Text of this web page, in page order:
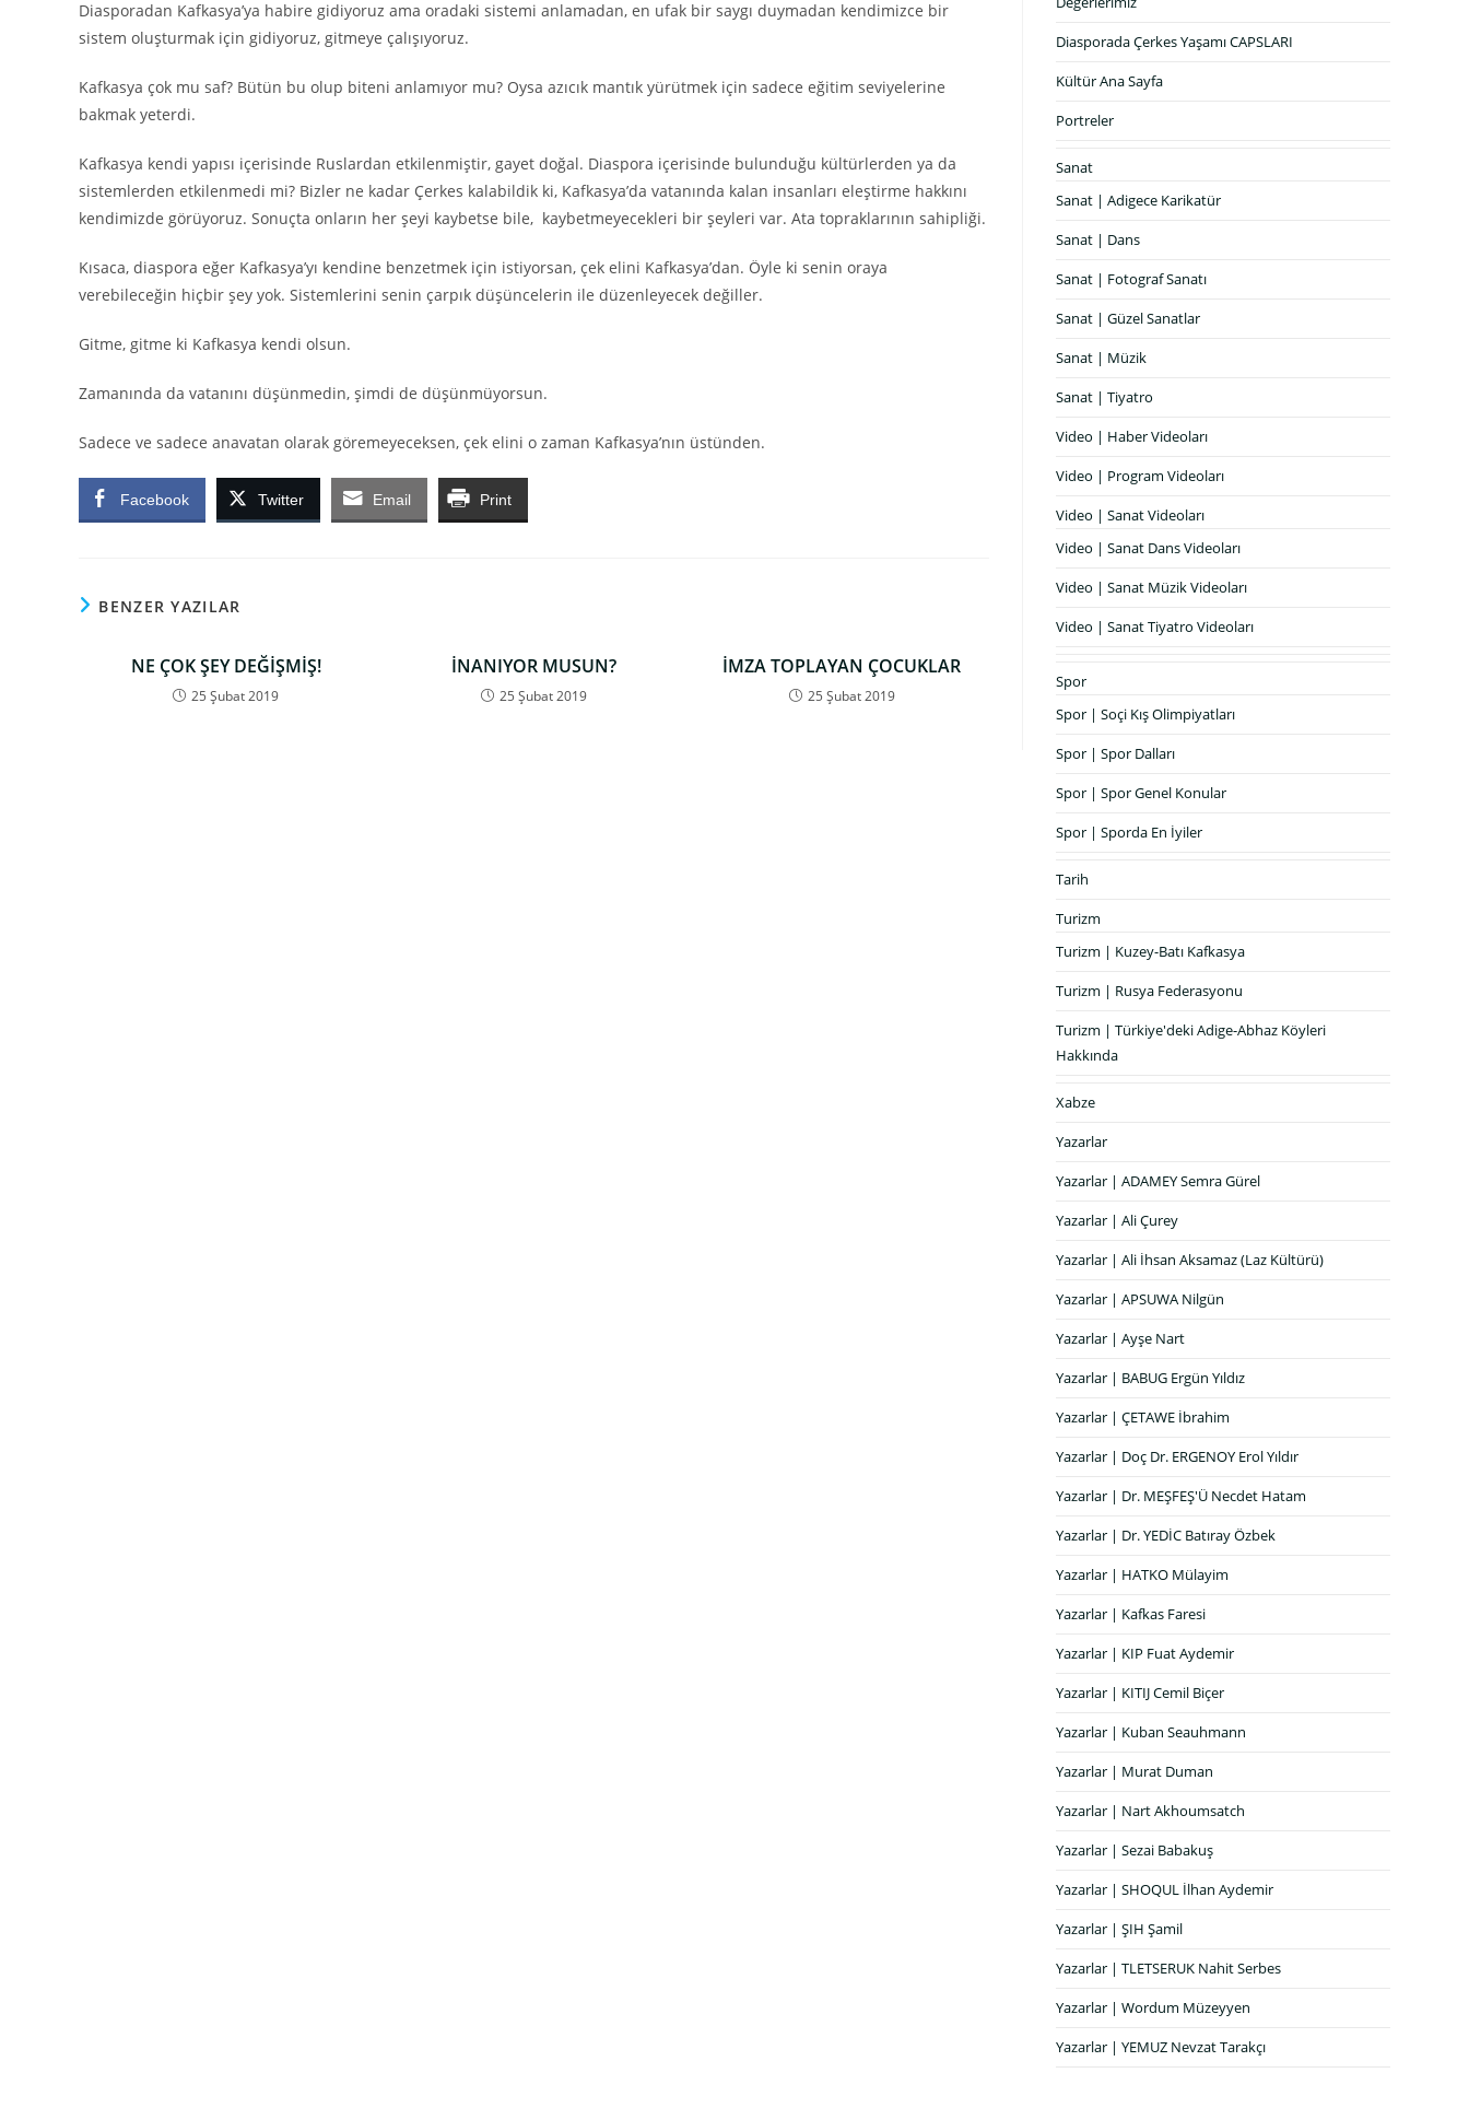
Diasporadan Kafkasya’ya habire gidiyoruz ama oradaki sistemi anlamadan, en ufak bir saygı duymadan kendimizce bir
sistem oluşturmak için gidiyoruz, gitmeye çalışıyoruz.
Kafkasya çok mu saf? Bütün bu olup biteni anlamıyor mu? Oysa azıcık mantık yürütmek için sadece eğitim seviyelerine
bakmak yeterdi.
Kafkasya kendi yapısı içerisinde Ruslardan etkilenmiştir, gayet doğal. Diaspora içerisinde bulunduğu kültürlerden ya da
sistemlerden etkilenmedi mi? Bizler ne kadar Çerkes kalabildik ki, Kafkasya’da vatanında kalan insanları eleştirme hakkını
kendimizde görüyoruz. Sonuçta onların her şeyi kaybetse bile, kaybetmeyecekleri bir şeyleri var. Ata topraklarının sahipliği.
Kısaca, diaspora eğer Kafkasya’yı kendine benzetmek için istiyorsan, çek elini Kafkasya’dan. Öyle ki senin oraya
verebileceğin hiçbir şey yok. Sistemlerini senin çarpık düşüncelerin ile düzenleyecek değiller.
Gitme, gitme ki Kafkasya kendi olsun.
Zamanında da vatanını düşünmedin, şimdi de düşünmüyorsun.
Sadece ve sadece anavatan olarak göremeyeceksen, çek elini o zaman Kafkasya’nın üstünden.
Facebook Twitter Email Print
BENZER YAZILAR
NE ÇOK ŞEY DEĞİŞMİŞ!
25 Şubat 2019
İNANIYOR MUSUN?
25 Şubat 2019
İMZA TOPLAYAN ÇOCUKLAR
25 Şubat 2019
Diasporada Çerkes Yaşamı CAPSLARI
Kültür Ana Sayfa
Portreler
Sanat
Sanat | Adigece Karikatür
Sanat | Dans
Sanat | Fotograf Sanatı
Sanat | Güzel Sanatlar
Sanat | Müzik
Sanat | Tiyatro
Video | Haber Videoları
Video | Program Videoları
Video | Sanat Videoları
Video | Sanat Dans Videoları
Video | Sanat Müzik Videoları
Video | Sanat Tiyatro Videoları
Spor
Spor | Soçi Kış Olimpiyatları
Spor | Spor Dalları
Spor | Spor Genel Konular
Spor | Sporda En İyiler
Tarih
Turizm
Turizm | Kuzey-Batı Kafkasya
Turizm | Rusya Federasyonu
Turizm | Türkiye'deki Adige-Abhaz Köyleri
Hakkında
Xabze
Yazarlar
Yazarlar | ADAMEY Semra Gürel
Yazarlar | Ali Çurey
Yazarlar | Ali İhsan Aksamaz (Laz Kültürü)
Yazarlar | APSUWA Nilgün
Yazarlar | Ayşe Nart
Yazarlar | BABUG Ergün Yıldız
Yazarlar | ÇETAWE İbrahim
Yazarlar | Doç Dr. ERGENOY Erol Yıldır
Yazarlar | Dr. MEŞFEŞ'Ü Necdet Hatam
Yazarlar | Dr. YEDİC Batıray Özbek
Yazarlar | HATKO Mülayim
Yazarlar | Kafkas Faresi
Yazarlar | KIP Fuat Aydemir
Yazarlar | KITIJ Cemil Biçer
Yazarlar | Kuban Seauhmann
Yazarlar | Murat Duman
Yazarlar | Nart Akhoumsatch
Yazarlar | Sezai Babakuş
Yazarlar | SHOQUL İlhan Aydemir
Yazarlar | ŞIH Şamil
Yazarlar | TLETSERUK Nahit Serbes
Yazarlar | Wordum Müzeyyen
Yazarlar | YEMUZ Nevzat Tarakçı